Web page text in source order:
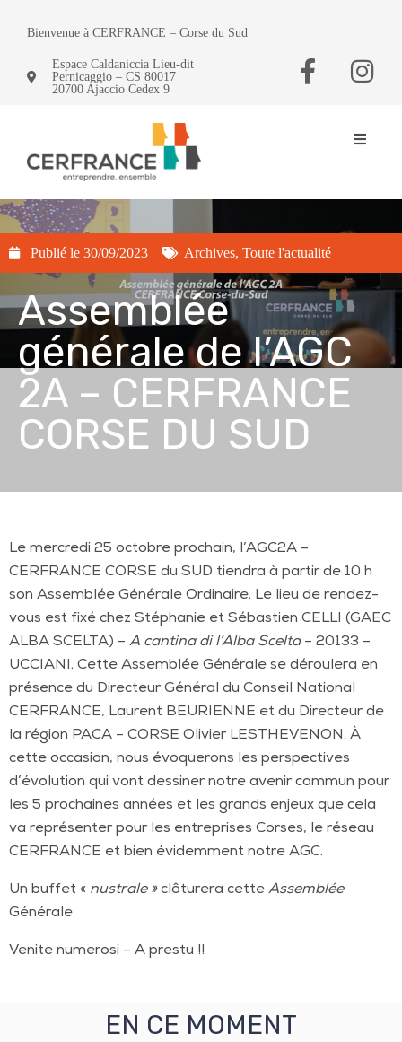
Bienvenue à CERFRANCE – Corse du Sud
Espace Caldaniccia Lieu-dit
Pernicaggio – CS 80017
20700 Ajaccio Cedex 9
Publié le 30/09/2023 Archives, Toute l'actualité
Assemblée
générale de l’AGC
2A – CERFRANCE
CORSE DU SUD
Le mercredi 25 octobre prochain, l’AGC2A –
CERFRANCE CORSE du SUD tiendra à partir de 10 h
son Assemblée Générale Ordinaire. Le lieu de rendez-
vous est fixé chez Stéphanie et Sébastien CELLI (GAEC
ALBA SCELTA) – A cantina di l’Alba Scelta– 20133 –
UCCIANI. Cette Assemblée Générale se déroulera en
présence du Directeur Général du Conseil National
CERFRANCE, Laurent BEURIENNE et du Directeur de
la région PACA – CORSE Olivier LESTHEVENON. À
cette occasion, nous évoquerons les perspectives
d’évolution qui vont dessiner notre avenir commun pour
les 5 prochaines années et les grands enjeux que cela
va représenter pour les entreprises Corses, le réseau
CERFRANCE et bien évidemment notre AGC.
Un buffet « nustrale »clôturera cette Assemblée
Générale
Venite numerosi – A prestu !!
EN CE MOMENT